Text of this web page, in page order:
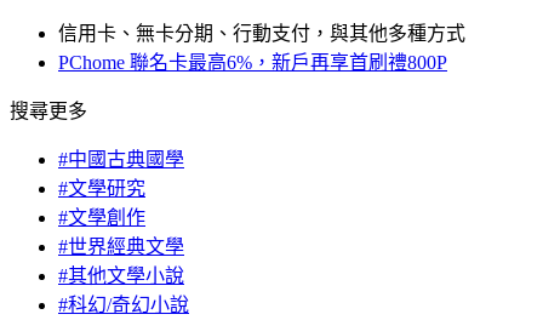
信用卡、無卡分期、行動支付，與其他多種方式
PChome 聯名卡最高6%，新戶再享首刷禮800P
搜尋更多
#中國古典國學
#文學研究
#文學創作
#世界經典文學
#其他文學小說
#科幻/奇幻小說